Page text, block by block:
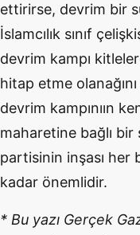
ettirirse, devrim bir
İslamcılık sınıf
devrim kampı
hitap etme
devrim kampınıın
maharetine bağlı
partisinin inşası her
kadar önemlidir.
* Bu yazı Gerçek